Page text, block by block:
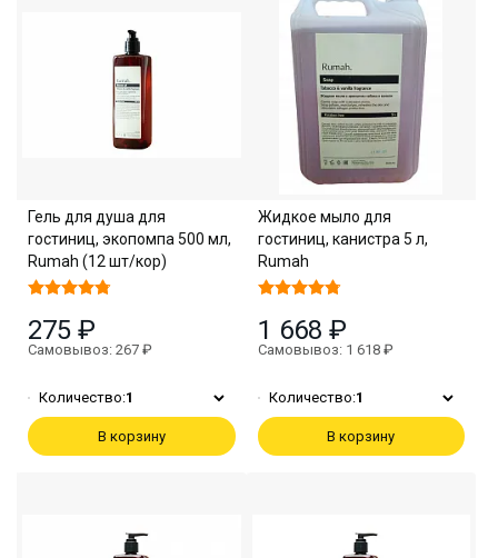
Гель для душа для
гостиниц, экопомпа 500 мл,
Rumah (12 шт/кор)
275 ₽
Самовывоз: 267 ₽
Количество:1
В корзину
Жидкое мыло для
гостиниц, канистра 5 л,
Rumah
1 668 ₽
Самовывоз: 1 618 ₽
Количество:1
В корзину